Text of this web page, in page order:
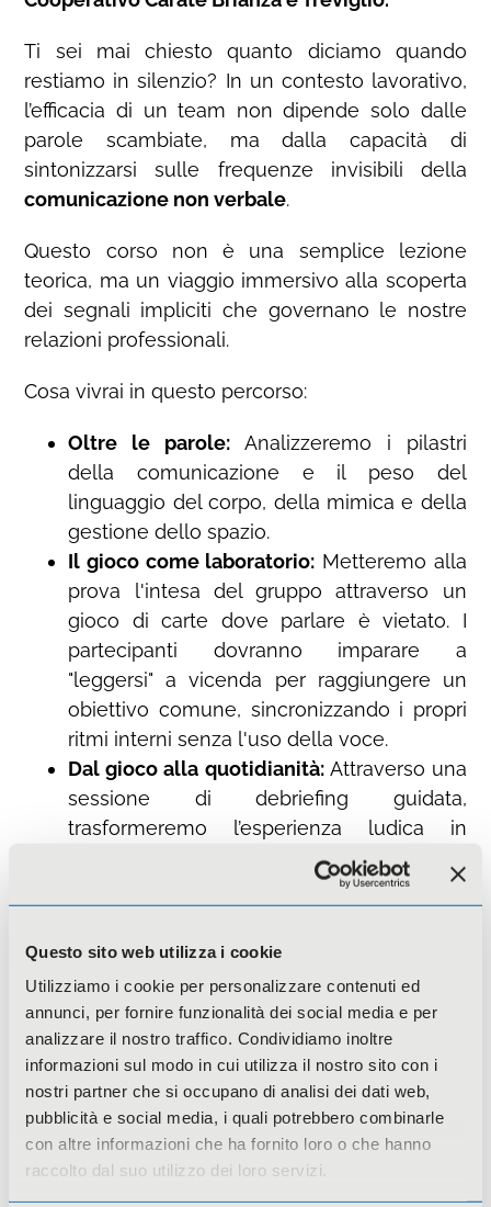
Questo sito web utilizza i cookie
Utilizziamo i cookie per personalizzare contenuti ed
annunci, per fornire funzionalità dei social media e per
analizzare il nostro traffico. Condividiamo inoltre
informazioni sul modo in cui utilizza il nostro sito con i
nostri partner che si occupano di analisi dei dati web,
pubblicità e social media, i quali potrebbero combinarle
con altre informazioni che ha fornito loro o che hanno
raccolto dal suo utilizzo dei loro servizi.
Ti sei mai chiesto quanto diciamo quando
restiamo in silenzio? In un contesto lavorativo,
l’efficacia di un team non dipende solo dalle
parole scambiate, ma dalla capacità di
sintonizzarsi sulle frequenze invisibili della
comunicazione non verbale.
Questo corso non è una semplice lezione
teorica, ma un viaggio immersivo alla scoperta
dei segnali impliciti che governano le nostre
relazioni professionali.
Cosa vivrai in questo percorso:
Oltre le parole: Analizzeremo i pilastri
della comunicazione e il peso del
linguaggio del corpo, della mimica e della
gestione dello spazio.
Il gioco come laboratorio: Metteremo alla
prova l'intesa del gruppo attraverso un
gioco di carte dove parlare è vietato. I
partecipanti dovranno imparare a
"leggersi" a vicenda per raggiungere un
obiettivo comune, sincronizzando i propri
ritmi interni senza l'uso della voce.
Dal gioco alla quotidianità:Attraverso una
sessione di debriefing guidata,
trasformeremo l’esperienza ludica in
consapevolezza professionale.
Costo: 50€
Durata: 4h
Periodo: aprile-maggio 2026
Il corso verrà effettuato al raggiungimento di n.
10 iscritti – scrivici per indicare il tuo interesse a
partecipare!
Disponibile anche informula personalizzata